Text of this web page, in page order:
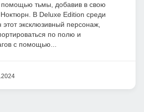
помощью тьмы, добавив в свою
Ноктюрн. В Deluxe Edition среди
этот эксклюзивный персонаж,
по полю и
с помощью...